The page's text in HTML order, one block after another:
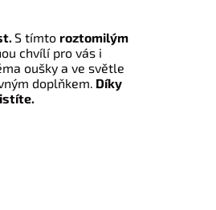
S tímto roztomilým
chvílí pro vás i
oušky a ve světle
doplňkem. Díky